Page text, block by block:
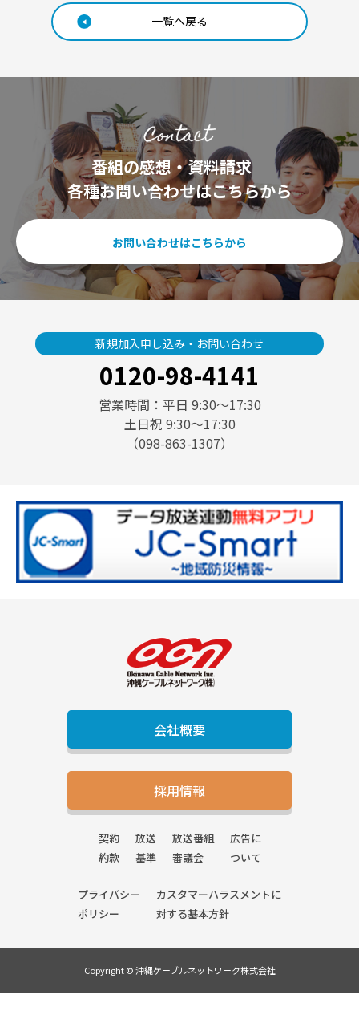
一覧へ戻る
番組の感想・資料請求
各種お問い合わせはこちらから
お問い合わせはこちらから
新規加入申し込み・お問い合わせ
0120-98-4141
営業時間：平日 9:30〜17:30
土日祝 9:30〜17:30
（098-863-1307）
会社概要
採用情報
契約
約款
放送
基準
放送番組
審議会
広告に
ついて
プライバシー
ポリシー
カスタマーハラスメントに
対する基本方針
Copyright © 沖縄ケーブルネットワーク株式会社